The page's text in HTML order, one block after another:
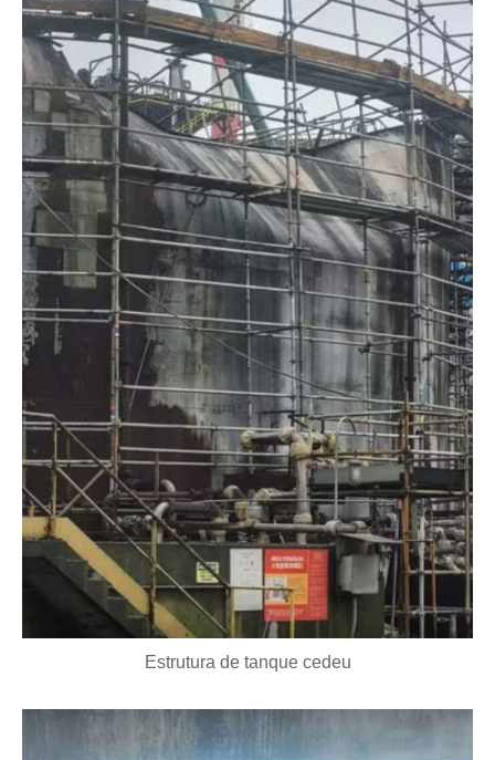
Estrutura de tanque cedeu